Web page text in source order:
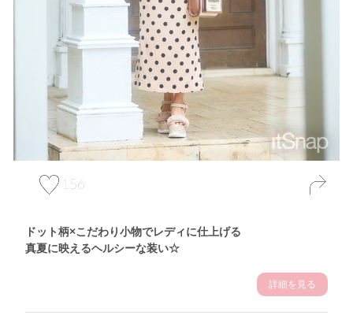
156
ドット柄×こだわり小物でレディに仕上げる
真夏に映えるヘルシーな装い☆
詳細を見る